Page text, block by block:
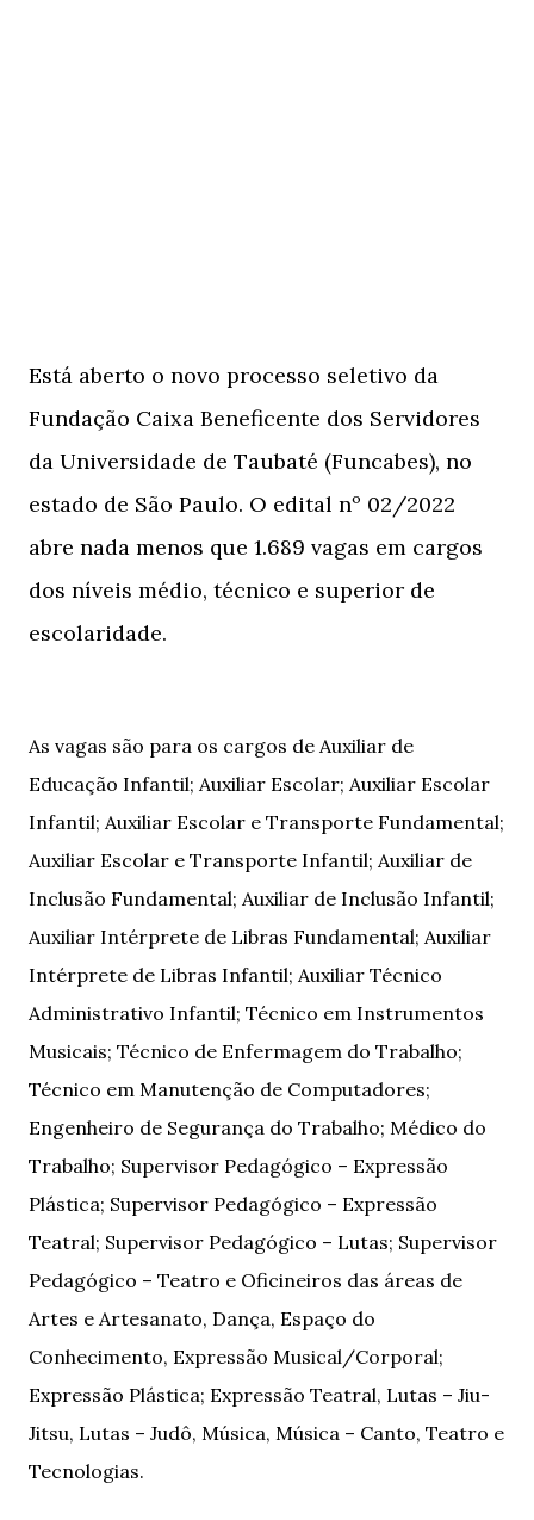
Está aberto o novo processo seletivo da
Fundação Caixa Beneficente dos Servidores
da Universidade de Taubaté (Funcabes), no
estado de São Paulo. O edital nº 02/2022
abre nada menos que 1.689 vagas em cargos
dos níveis médio, técnico e superior de
escolaridade.
As vagas são para os cargos de Auxiliar de
Educação Infantil; Auxiliar Escolar; Auxiliar Escolar
Infantil; Auxiliar Escolar e Transporte Fundamental;
Auxiliar Escolar e Transporte Infantil; Auxiliar de
Inclusão Fundamental; Auxiliar de Inclusão Infantil;
Auxiliar Intérprete de Libras Fundamental; Auxiliar
Intérprete de Libras Infantil; Auxiliar Técnico
Administrativo Infantil; Técnico em Instrumentos
Musicais; Técnico de Enfermagem do Trabalho;
Técnico em Manutenção de Computadores;
Engenheiro de Segurança do Trabalho; Médico do
Trabalho; Supervisor Pedagógico – Expressão
Plástica; Supervisor Pedagógico – Expressão
Teatral; Supervisor Pedagógico – Lutas; Supervisor
Pedagógico – Teatro e Oficineiros das áreas de
Artes e Artesanato, Dança, Espaço do
Conhecimento, Expressão Musical/Corporal;
Expressão Plástica; Expressão Teatral, Lutas – Jiu-
Jitsu, Lutas – Judô, Música, Música – Canto, Teatro e
Tecnologias.